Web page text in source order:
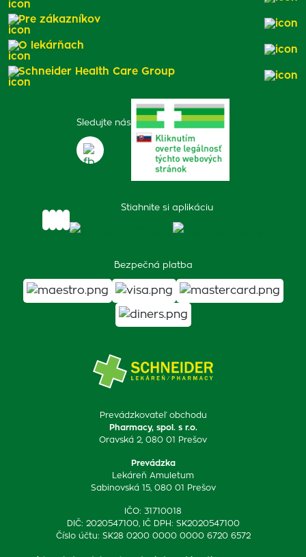
Prevádzkovateľ obchodu
Pharmacy, spol. s r.o.
Oravská 2, 080 01 Prešov
Prevádzka
Lekáreň Amuletum
Sabinovská 15, 080 01 Prešov
IČO: 31710018
DIČ: 2020547100, IČ DPH: SK2020547100
Číslo účtu: SK28 0200 0000 0000 6720 6572
Sledujte nás
Stiahnite si aplikáciu
Bezpečná platba
Pre zákazníkov
O lekárňach
Schneider Health Care Group